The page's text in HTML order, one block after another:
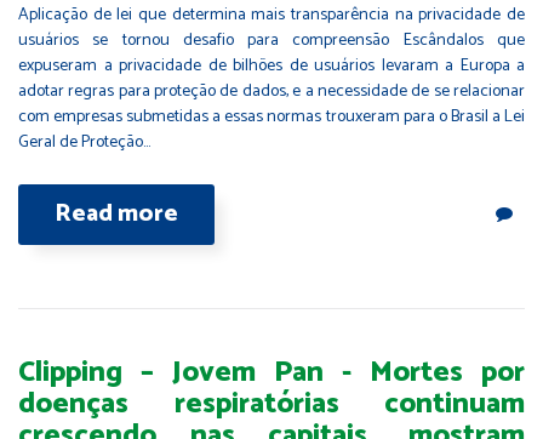
Aplicação de lei que determina mais transparência na privacidade de
usuários se tornou desafio para compreensão Escândalos que
expuseram a privacidade de bilhões de usuários levaram a Europa a
adotar regras para proteção de dados, e a necessidade de se relacionar
com empresas submetidas a essas normas trouxeram para o Brasil a Lei
Geral de Proteção…
Read more
Clipping – Jovem Pan - Mortes por
doenças respiratórias continuam